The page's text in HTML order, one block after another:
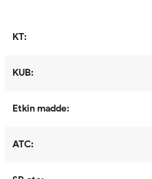
KT:
KUB:
Etkin madde:
ATC: